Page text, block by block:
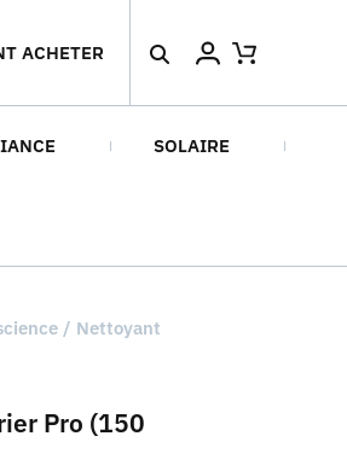
ACHETER
SOLAIRE
/ Nettoyant
Pro (150